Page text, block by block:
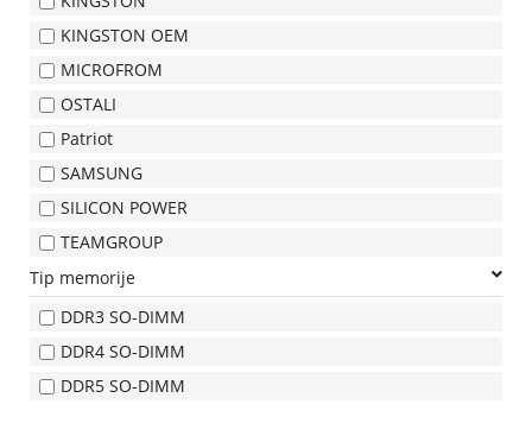
MALI
KUĆNI
APARATI
RAČUNARI,
MONITORI,
SOFTVER
RAČUNARSKE
KOMPONENTE
RAČUNARSKE
KINGSTON OEM
MICROFROM
OSTALI
Patriot
SAMSUNG
SILICON POWER
TEAMGROUP
Tip memorije
DDR3 SO-DIMM
DDR4 SO-DIMM
DDR5 SO-DIMM